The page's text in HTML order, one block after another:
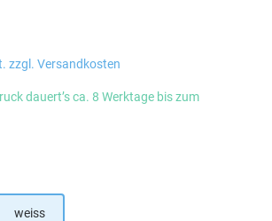
zzgl. Versandkosten
dauert’s ca. 8 Werktage bis zum
weiss